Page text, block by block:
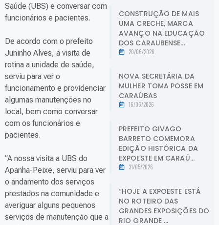
Saúde (UBS) e conversar com
funcionários e pacientes.
De acordo com o prefeito
Juninho Alves, a visita de
rotina a unidade de saúde,
serviu para ver o
funcionamento e providenciar
algumas manutenções no
local, bem como conversar
com os funcionários e
pacientes.
“A nossa visita a UBS do
Apanha-Peixe, serviu para ver
o andamento dos serviços
prestados na comunidade e
averiguar alguns pequenos
serviços de manutenção que a
CONSTRUÇÃO DE MAIS
UMA CRECHE, MARCA
AVANÇO NA EDUCAÇÃO
DOS CARAUBENSE...
20/06/2026
NOVA SECRETÁRIA DA
MULHER TOMA POSSE EM
CARAÚBAS
16/06/2026
PREFEITO GIVAGO
BARRETO COMEMORA
EDIÇÃO HISTÓRICA DA
EXPOESTE EM CARAÚ...
31/05/2026
“HOJE A EXPOESTE ESTÁ
NO ROTEIRO DAS
GRANDES EXPOSIÇÕES DO
RIO GRANDE ...